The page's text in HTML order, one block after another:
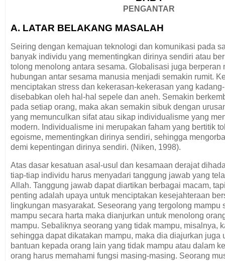
PENGANTAR
A. LATAR BELAKANG MASALAH
Seiring dengan kemajuan teknologi dan komunikasi pada
banyak individu yang mementingkan dirinya sendiri atau
tolong menolong antara sesama. Globalisasi juga berperan
hubungan antar sesama manusia menjadi semakin rumit.
menciptakan stress dan kekerasan-kekerasan yang
disebabkan oleh hal-hal sepele dan aneh. Semakin
pada setiap orang, maka akan semakin sibuk dengan
yang memunculkan sifat atau sikap individualisme yang
modern. Individualisme ini merupakan faham yang bertitik
egoisme, mementingkan dirinya sendiri, sehingga
demi kepentingan dirinya sendiri. (Niken, 1998).
Atas dasar kesatuan asal-usul dan kesamaan derajat
tiap-tiap individu harus menyadari tanggung jawab yang
Allah. Tanggung jawab dapat diartikan berbagai macam,
penting adalah upaya untuk menciptakan kesejahteraan
lingkungan masyarakat. Seseorang yang tergolong mampu
mampu secara harta maka dianjurkan untuk menolong
mampu. Sebaliknya seorang yang tidak mampu, misalnya,
sehingga dapat dikatakan mampu, maka dia diajurkan juga
bantuan kepada orang lain yang tidak mampu atau dalam
orang harus memahami fungsi masing-masing. Seorang